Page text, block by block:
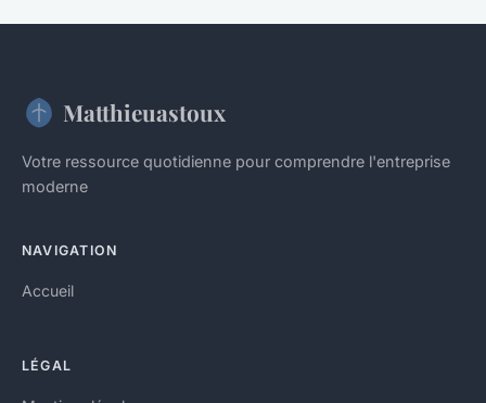
Matthieuastoux
Votre ressource quotidienne pour comprendre l'entreprise
moderne
NAVIGATION
Accueil
LÉGAL